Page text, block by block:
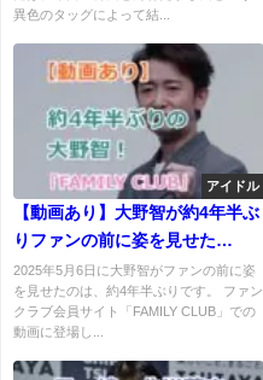
異色のタッグによって結...
アイドル
【動画あり】大野智が約4年半ぶ
りファンの前に姿を見せた
「FAMILY CLUB」！ファンの反
応は？
2025年5月6日に大野智がファンの前に姿
を見せたのは、約4年半ぶりです。 ファン
クラブ会員サイト「FAMILY CLUB」での
動画に登場し...